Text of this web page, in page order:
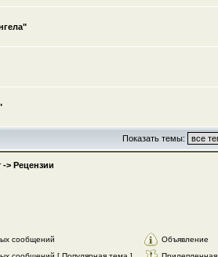
Показать темы:
-> Рецензии
сообщений
Объявление